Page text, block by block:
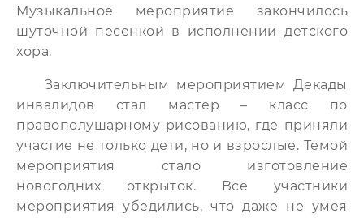
Музыкальное мероприятие закончилось
шуточной песенкой в исполнении детского
хора.
Заключительным мероприятием Декады
инвалидов стал мастер – класс по
правополушарному рисованию, где приняли
участие не только дети, но и взрослые. Темой
мероприятия стало изготовление
новогодних открыток. Все участники
мероприятия убедились, что даже не умея